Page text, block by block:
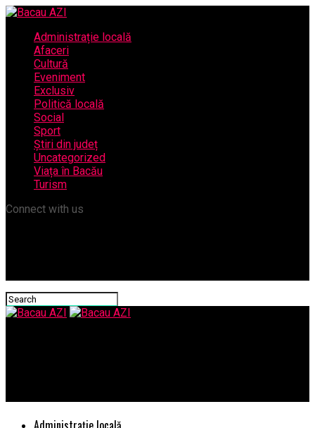
Administrație locală
Afaceri
Cultură
Eveniment
Exclusiv
Politică locală
Social
Sport
Știri din județ
Uncategorized
Viața în Bacău
Turism
Connect with us